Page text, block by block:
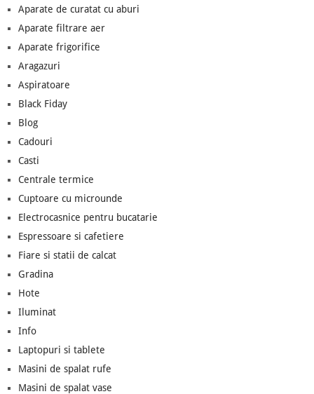
Aparate de curatat cu aburi
Aparate filtrare aer
Aparate frigorifice
Aragazuri
Aspiratoare
Black Fiday
Blog
Cadouri
Casti
Centrale termice
Cuptoare cu microunde
Electrocasnice pentru bucatarie
Espressoare si cafetiere
Fiare si statii de calcat
Gradina
Hote
Iluminat
Info
Laptopuri si tablete
Masini de spalat rufe
Masini de spalat vase